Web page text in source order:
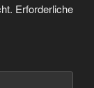
Erforderliche